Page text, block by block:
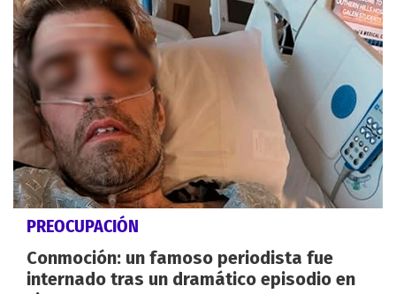
PREOCUPACIÓN
Conmoción: un famoso periodista fue
internado tras un dramático episodio en